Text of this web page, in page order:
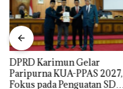
DPRD Karimun Gelar
Paripurna KUA-PPAS 2027,
Fokus pada Penguatan SDM,